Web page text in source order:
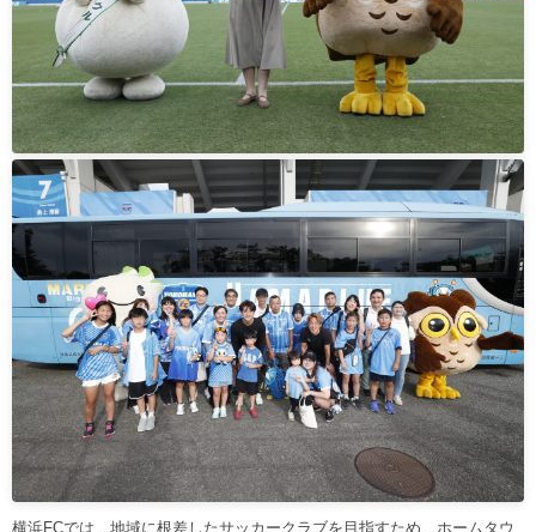
学生インターンシップ
チアスクール
横浜FCでは、地域に根差したサッカークラブを目指すため、ホームタウ